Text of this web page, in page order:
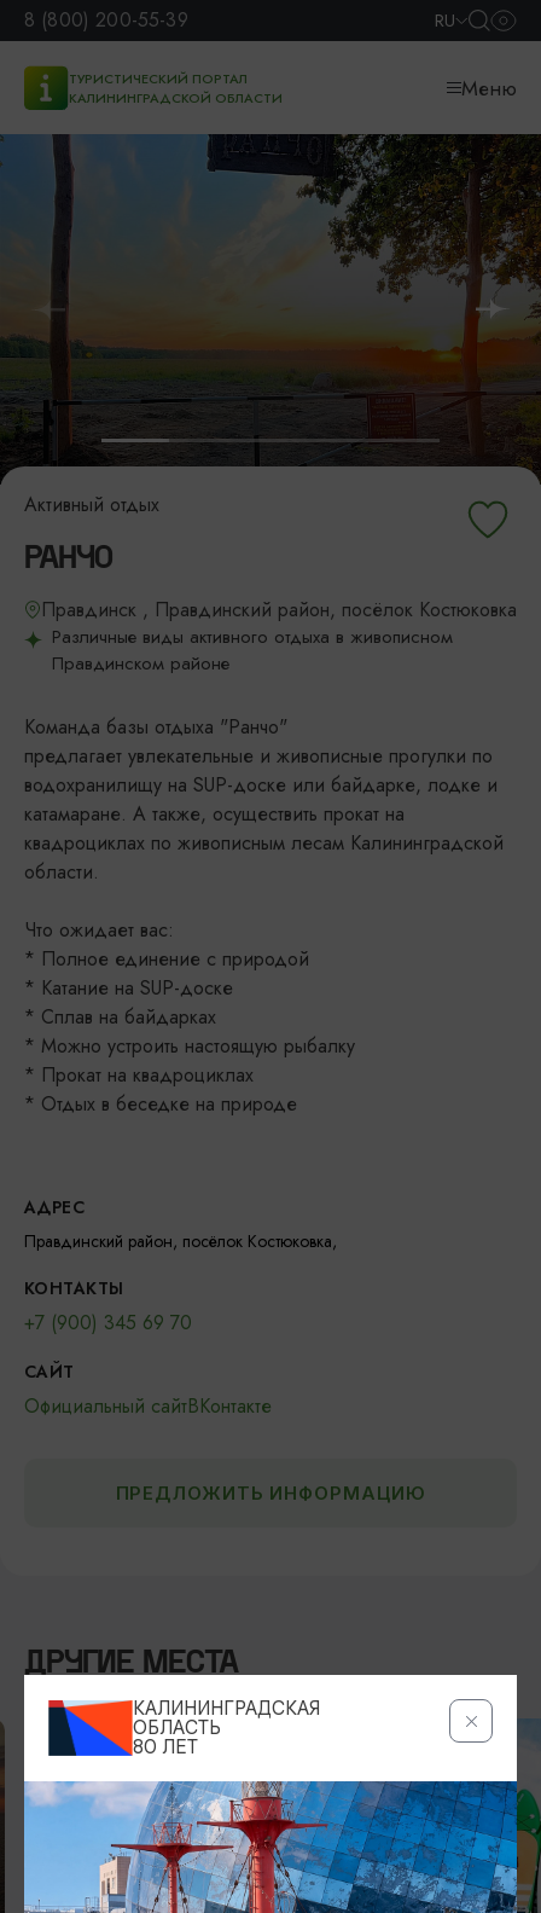
8 (800) 200-55-39 RU
ТУРИСТИЧЕСКИЙ ПОРТАЛ
КАЛИНИНГРАДСКОЙ ОБЛАСТИ
Меню
Активный отдых
РАНЧО
Правдинск , Правдинский район, посёлок Костюковка
Различные виды активного отдыха в живописном
Правдинском районе
Команда базы отдыха "Ранчо"
предлагает увлекательные и живописные прогулки по
водохранилищу на SUP-доске или байдарке, лодке и
катамаране. А также, осуществить прокат на
квадроциклах по живописным лесам Калининградской
области.
Что ожидает вас:
* Полное единение с природой
* Катание на SUP-доске
* Сплав на байдарках
* Можно устроить настоящую рыбалку
* Прокат на квадроциклах
* Отдых в беседке на природе
АДРЕС
Правдинский район, посёлок Костюковка,
КОНТАКТЫ
+7 (900) 345 69 70
САЙТ
Официальный сайтВКонтакте
ПРЕДЛОЖИТЬ ИНФОРМАЦИЮ
ДРУГИЕ МЕСТА
КАЛИНИНГРАДСКАЯ
ОБЛАСТЬ
80 ЛЕТ